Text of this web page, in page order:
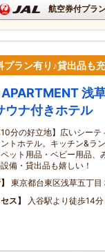
航空券付プラ
ラン有り♪貸出品も
浅
ウナ付きホテル
10分の好立地】広いシー
トホテル。キッチン&ラ
ット用品・ベビー用品、
備・貸出品も嬉しい！
東京都台東区浅草五丁目
ス
入谷駅より徒歩14